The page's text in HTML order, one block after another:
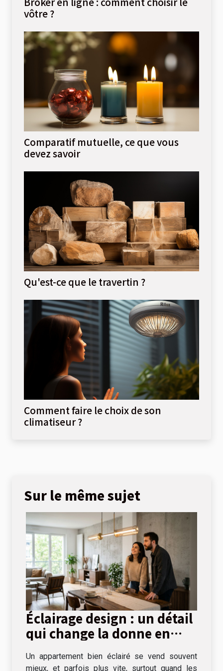
vôtre ?
Comparatif mutuelle, ce que vous
devez savoir
Qu'est-ce que le travertin ?
Comment faire le choix de son
climatiseur ?
Sur le même sujet
Éclairage design : un détail
qui change la donne en
Un appartement bien éclairé se vend souvent
mieux, et parfois plus vite, surtout quand les